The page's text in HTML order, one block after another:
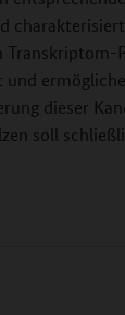
und
dieser
soll